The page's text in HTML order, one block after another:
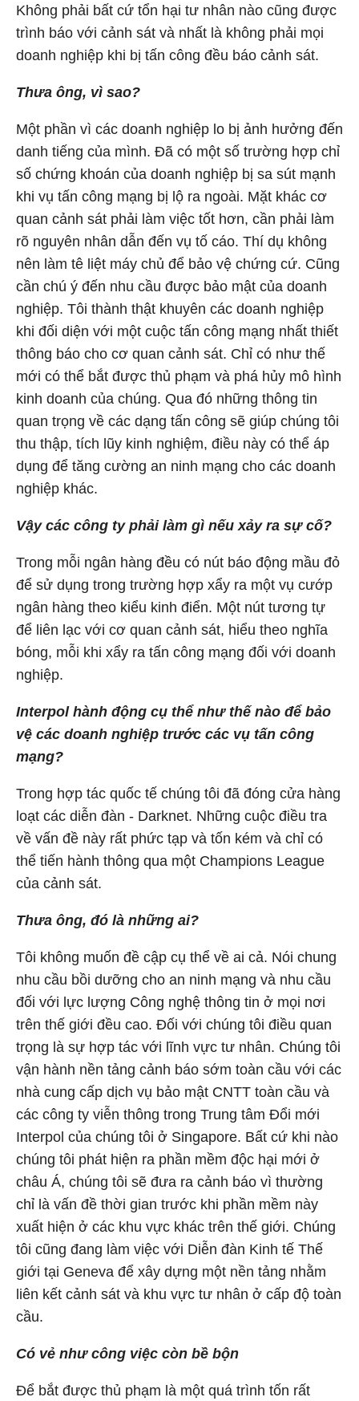
Không phải bất cứ tổn hại tư nhân nào cũng được
trình báo với cảnh sát và nhất là không phải mọi
doanh nghiệp khi bị tấn công đều báo cảnh sát.
Thưa ông, vì sao?
Một phần vì các doanh nghiệp lo bị ảnh hưởng đến
danh tiếng của mình. Đã có một số trường hợp chỉ
số chứng khoán của doanh nghiệp bị sa sút mạnh
khi vụ tấn công mạng bị lộ ra ngoài. Mặt khác cơ
quan cảnh sát phải làm việc tốt hơn, cần phải làm
rõ nguyên nhân dẫn đến vụ tố cáo. Thí dụ không
nên làm tê liệt máy chủ để bảo vệ chứng cứ. Cũng
cần chú ý đến nhu cầu được bảo mật của doanh
nghiệp. Tôi thành thật khuyên các doanh nghiệp
khi đối diện với một cuộc tấn công mạng nhất thiết
thông báo cho cơ quan cảnh sát. Chỉ có như thế
mới có thể bắt được thủ phạm và phá hủy mô hình
kinh doanh của chúng. Qua đó những thông tin
quan trọng về các dạng tấn công sẽ giúp chúng tôi
thu thập, tích lũy kinh nghiệm, điều này có thể áp
dụng để tăng cường an ninh mạng cho các doanh
nghiệp khác.
Vậy các công ty phải làm gì nếu xảy ra sự cố?
Trong mỗi ngân hàng đều có nút báo động mầu đỏ
để sử dụng trong trường hợp xẩy ra một vụ cướp
ngân hàng theo kiểu kinh điển. Một nút tương tự
để liên lạc với cơ quan cảnh sát, hiểu theo nghĩa
bóng, mỗi khi xẩy ra tấn công mạng đối với doanh
nghiệp.
Interpol hành động cụ thể như thế nào để bảo
vệ các doanh nghiệp trước các vụ tấn công
mạng?
Trong hợp tác quốc tế chúng tôi đã đóng cửa hàng
loạt các diễn đàn - Darknet. Những cuộc điều tra
về vấn đề này rất phức tạp và tốn kém và chỉ có
thể tiến hành thông qua một Champions League
của cảnh sát.
Thưa ông, đó là những ai?
Tôi không muốn đề cập cụ thể về ai cả. Nói chung
nhu cầu bồi dưỡng cho an ninh mạng và nhu cầu
đối với lực lượng Công nghệ thông tin ở mọi nơi
trên thế giới đều cao. Đối với chúng tôi điều quan
trọng là sự hợp tác với lĩnh vực tư nhân. Chúng tôi
vận hành nền tảng cảnh báo sớm toàn cầu với các
nhà cung cấp dịch vụ bảo mật CNTT toàn cầu và
các công ty viễn thông trong Trung tâm Đổi mới
Interpol của chúng tôi ở Singapore. Bất cứ khi nào
chúng tôi phát hiện ra phần mềm độc hại mới ở
châu Á, chúng tôi sẽ đưa ra cảnh báo vì thường
chỉ là vấn đề thời gian trước khi phần mềm này
xuất hiện ở các khu vực khác trên thế giới. Chúng
tôi cũng đang làm việc với Diễn đàn Kinh tế Thế
giới tại Geneva để xây dựng một nền tảng nhằm
liên kết cảnh sát và khu vực tư nhân ở cấp độ toàn
cầu.
Có vẻ như công việc còn bề bộn
Để bắt được thủ phạm là một quá trình tốn rất